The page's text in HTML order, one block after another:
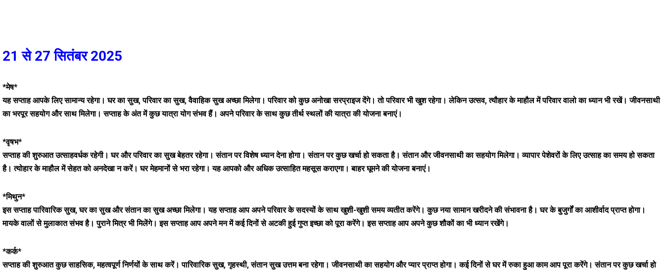
21 से 27 सितंबर 2025
*मेष*
यह सप्ताह आपके लिए सामान्य रहेगा। घर का सुख, परिवार का सुख, वैवाहिक सुख अच्छा मिलेगा। परिवार को कुछ अनोखा सरप्राइज देंगे। तो परिवार भी खुश रहेगा। लेकिन उत्सव, त्यौहार के माहौल में परिवार वालो का ध्यान भी रखें। जीवनसाथी
का भरपूर सहयोग और साथ मिलेगा। सप्ताह के अंत में कुछ यात्रा योग संभव हैं। अपने परिवार के साथ कुछ तीर्थ स्थलों की यात्रा की योजना बनाएं।
*वृषभ*
सप्ताह की शुरुआत उत्साहवर्धक रहेगी। घर और परिवार का सुख बेहतर रहेगा। संतान पर विशेष ध्यान देना होगा। संतान पर कुछ खर्चा हो सकता है। संतान और जीवनसाथी का सहयोग मिलेगा। व्यापार पेशेवरों के लिए उत्साह का समय हो सकता
है। त्योहार के माहौल में सेहत को अनदेखा न करें। घर मेहमानों से भरा रहेगा। यह आपको और अधिक उत्साहित महसूस कराएगा। बाहर घूमने की योजना बनाएं।
*मिथुन*
इस सप्ताह पारिवारिक सुख, घर का सुख और संतान का सुख अच्छा मिलेगा। यह सप्ताह आप अपने परिवार के सदस्यों के साथ खुशी-खुशी समय व्यतीत करेंगे। कुछ नया सामान खरीदने की संभावना है। घर के बुजुर्गों का आशीर्वाद प्राप्त होगा।
मायके वालों से मुलाकात संभव है। पुराने मित्र भी मिलेंगे। इस सप्ताह आप अपने मन में कई दिनों से अटकी हुई गुप्त इच्छा को पूरा करेंगे। इस सप्ताह आप अपने कुछ शौकों का भी ध्यान रखेंगे।
*कर्क*
सप्ताह की शुरुआत कुछ साहसिक, महत्वपूर्ण निर्णयों के साथ करें। पारिवारिक सुख, गृहस्थी, संतान सुख उत्तम बना रहेगा। जीवनसाथी का सहयोग और प्यार प्राप्त होगा। कई दिनों से घर में रुका हुआ काम आप पूरा करेंगे। संतान पर कुछ खर्चा हो